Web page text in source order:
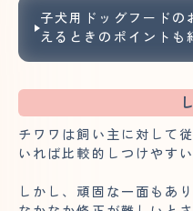
子犬用ドッグフードの
えるときのポイントも
チワワは飼い主に対して
いれば比較的しつけやすい
しかし、頑固な一面もあ